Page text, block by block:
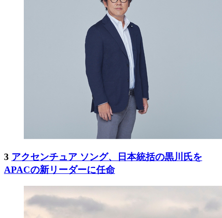
3 アクセンチュア ソング、日本統括の黒川氏を
APACの新リーダーに任命